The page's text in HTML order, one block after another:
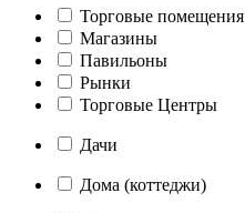
Торговые помещения
Магазины
Павильоны
Рынки
Торговые Центры
Дачи
Дома (коттеджи)